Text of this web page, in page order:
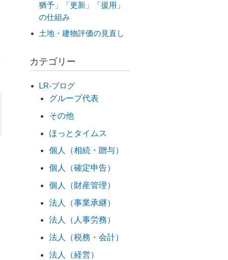
猶予」「更新」「援用」
の仕組み
土地・建物評価の見直し
カテゴリー
LR-ブログ
グループ代表
その他
ほっとタイムス
個人（相続・贈与）
個人（確定申告）
個人（財産管理）
法人（事業承継）
法人（人事労務）
法人（税務・会計）
法人（経営）